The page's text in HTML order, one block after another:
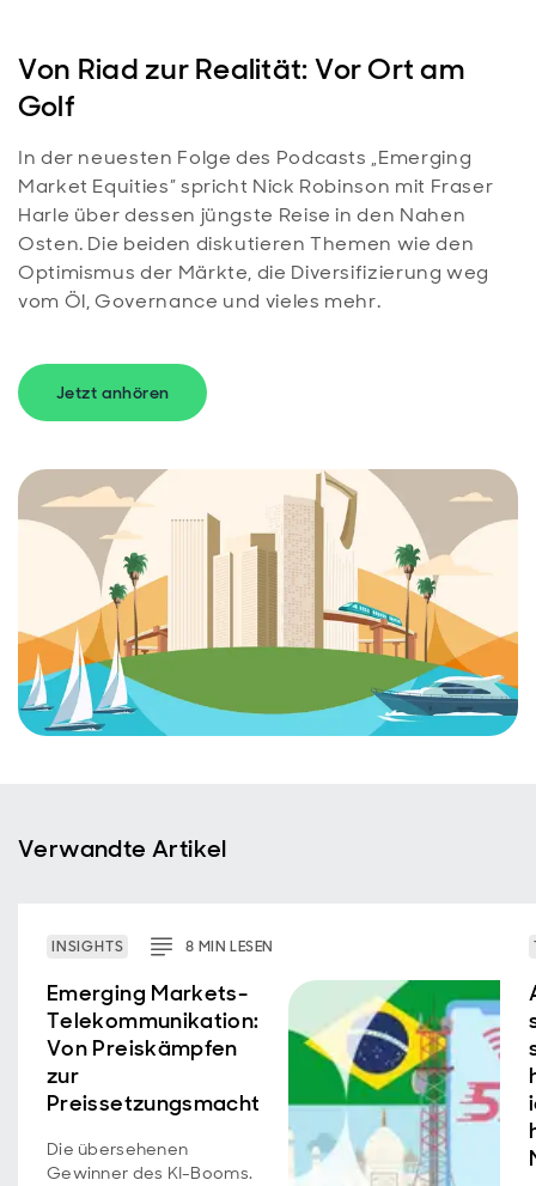
Von Riad zur Realität: Vor Ort am
Golf
In der neuesten Folge des Podcasts „Emerging
Market Equities” spricht Nick Robinson mit Fraser
Harle über dessen jüngste Reise in den Nahen
Osten. Die beiden diskutieren Themen wie den
Optimismus der Märkte, die Diversifizierung weg
vom Öl, Governance und vieles mehr.
Jetzt anhören
Verwandte Artikel
INSIGHTS 8 MINLESEN
Emerging Markets-
Telekommunikation:
Von Preiskämpfen
zur
Preissetzungsmacht
Die übersehenen
Gewinner des KI-Booms.